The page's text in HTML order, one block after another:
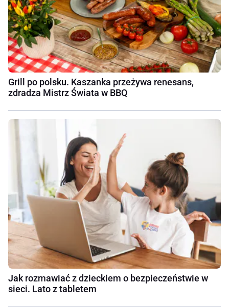
Grill po polsku. Kaszanka przeżywa renesans,
zdradza Mistrz Świata w BBQ
Jak rozmawiać z dzieckiem o bezpieczeństwie w
sieci. Lato z tabletem